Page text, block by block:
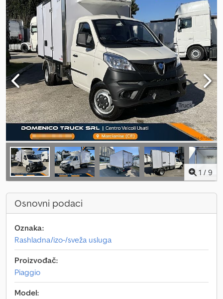
1 / 9
Osnovni podaci
Oznaka:
Rashladna/izo-/sveža usluga
Proizvođač:
Piaggio
Model: